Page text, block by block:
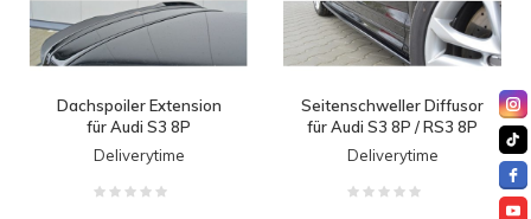
Dachspoiler Extension
für Audi S3 8P
Deliverytime
Seitenschweller Diffusor
für Audi S3 8P / RS3 8P
Deliverytime